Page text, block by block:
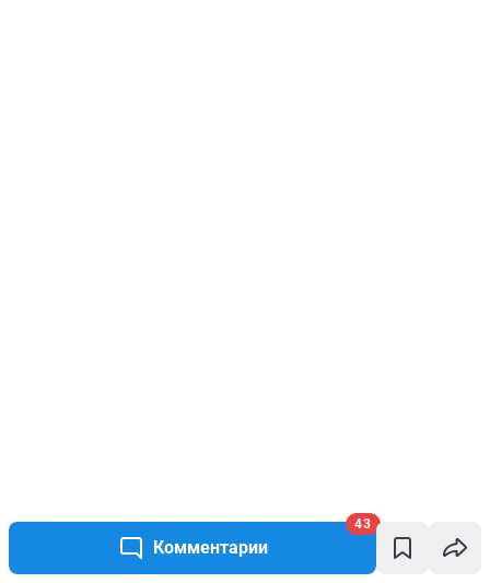
Комментарии
43